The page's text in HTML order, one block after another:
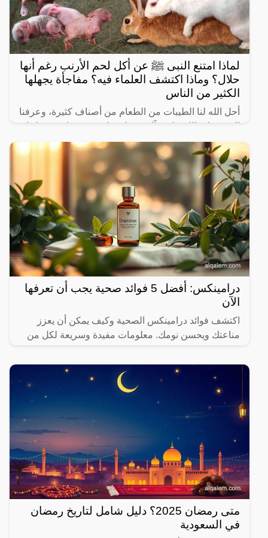
لماذا امتنع النبى ﷺ عن أكل لحم الأرنب رغم أنها
حلال؟ وماذا اكتشف العلماء فيه؟ مفاجأة يجهلها
الكثير من الناس
أحل الله لنا الطيبات من الطعام من أصناف كثيرة، وعرفنا
النبي صلى الله عليه وآله وسـلم على بعض ما حرم علينا،
ولكن يثير البعض من حين لآخر بعض المعلومات الغير
درامينكس: أفضل 5 فوائد صحية يجب أن تعرفها
الآن
اكتشف فوائد درامينكس الصحية وكيف يمكن أن يعزز
مناعتك ويحسن نومك. معلومات مفيدة وسريعة لكل من
متى رمضان 2025؟ دليل شامل لتاريخ رمضان
في السعودية